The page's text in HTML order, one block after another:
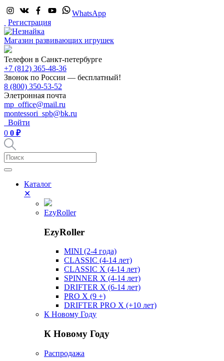
WhatsApp
Регистрация
Магазин развивающих игрушек
Телефон в Санкт-петербурге
+7 (812) 365-48-36
Звонок по России — бесплатный!
8 (800) 350-53-52
Элетронная почта
mp_office@mail.ru
montessori_spb@bk.ru
Войти
0 0 ₽
Каталог
✕
EzyRoller
EzyRoller
MINI (2-4 года)
CLASSIC (4-14 лет)
CLASSIC X (4-14 лет)
SPINNER X (4-14 лет)
DRIFTER X (6-14 лет)
PRO X (9 +)
DRIFTER PRO X (+10 лет)
К Новому Году
К Новому Году
Распродажа